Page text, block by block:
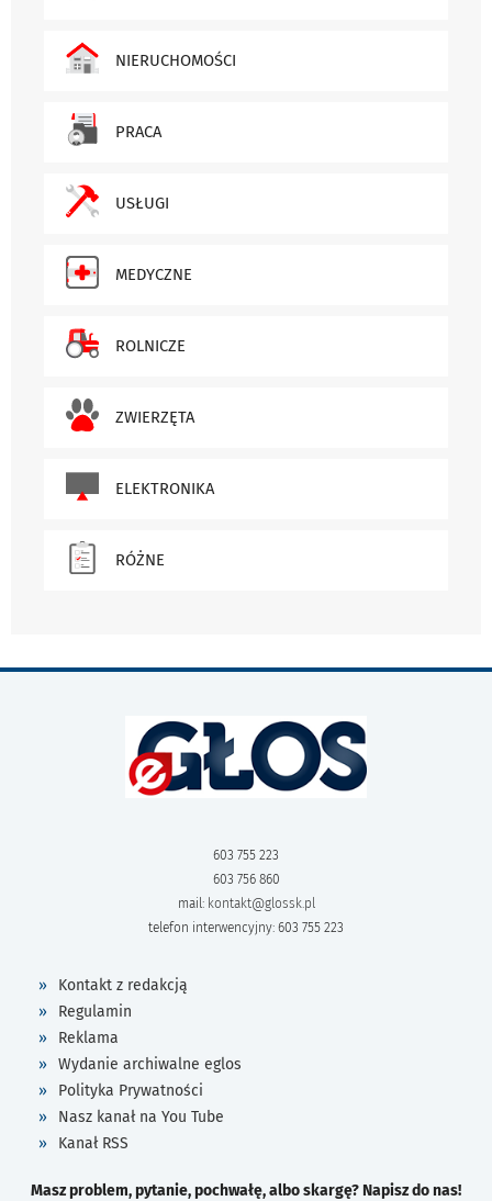
NIERUCHOMOŚCI
PRACA
USŁUGI
MEDYCZNE
ROLNICZE
ZWIERZĘTA
ELEKTRONIKA
RÓŻNE
603 755 223
603 756 860
mail: kontakt@glossk.pl
telefon interwencyjny: 603 755 223
Kontakt z redakcją
Regulamin
Reklama
Wydanie archiwalne eglos
Polityka Prywatności
Nasz kanał na You Tube
Kanał RSS
Masz problem, pytanie, pochwałę, albo skargę? Napisz do nas!